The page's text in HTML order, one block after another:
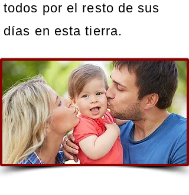
todos por el resto de sus
días en esta tierra.